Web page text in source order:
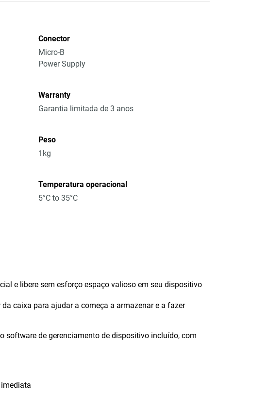
Conector
Micro-B
Power Supply
Warranty
Garantia limitada de 3 anos
Peso
1kg
Temperatura operacional
5°C to 35°C
e libere sem esforço espaço valioso em seu dispositivo
caixa para ajudar a começa a armazenar e a fazer
software de gerenciamento de dispositivo incluído, com